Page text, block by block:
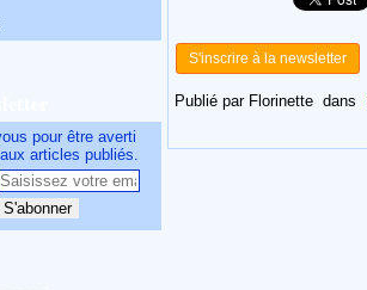
pour être averti
articles publiés.
S'inscrire à la newsletter
Publié par Florinette dans